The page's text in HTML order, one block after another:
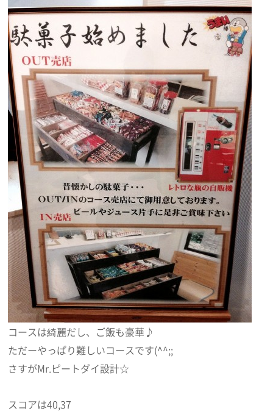
コースは綺麗だし、ご飯も豪華♪
ただーやっぱり難しいコースです(^^;;
さすがMr.ピートダイ設計☆
スコアは40,37